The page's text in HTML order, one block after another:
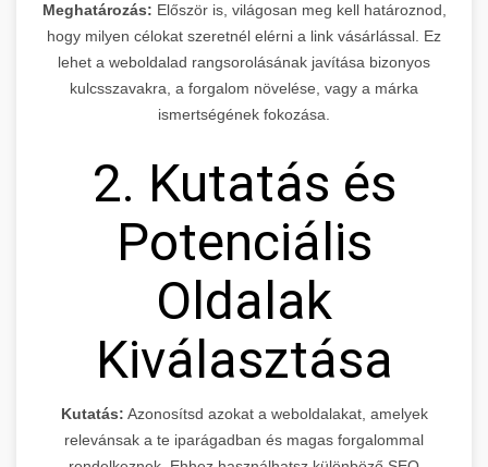
Meghatározás: Először is, világosan meg kell határoznod,
hogy milyen célokat szeretnél elérni a link vásárlással. Ez
lehet a weboldalad rangsorolásának javítása bizonyos
kulcsszavakra, a forgalom növelése, vagy a márka
ismertségének fokozása.
2. Kutatás és
Potenciális
Oldalak
Kiválasztása
Kutatás: Azonosítsd azokat a weboldalakat, amelyek
relevánsak a te iparágadban és magas forgalommal